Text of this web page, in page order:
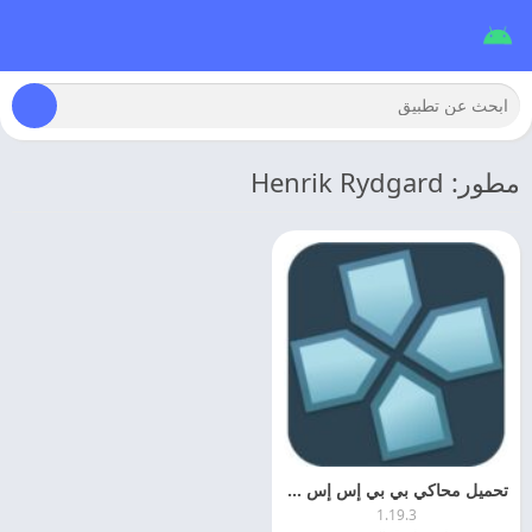
مطور: Henrik Rydgard
تحميل محاكي بي بي إس إس بي بي 2026 PPSSPP مهكر اخر اصدار
1.19.3